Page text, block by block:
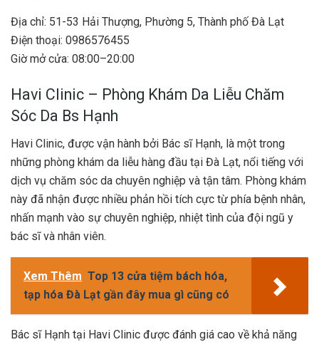
Địa chỉ: 51-53 Hải Thượng, Phường 5, Thành phố Đà Lạt
Điện thoại: 0986576455
Giờ mở cửa: 08:00–20:00
Havi Clinic – Phòng Khám Da Liễu Chăm
Sóc Da Bs Hạnh
Havi Clinic, được vận hành bởi Bác sĩ Hạnh, là một trong
những phòng khám da liễu hàng đầu tại Đà Lạt, nổi tiếng với
dịch vụ chăm sóc da chuyên nghiệp và tận tâm. Phòng khám
này đã nhận được nhiều phản hồi tích cực từ phía bệnh nhân,
nhấn mạnh vào sự chuyên nghiệp, nhiệt tình của đội ngũ y
bác sĩ và nhân viên.
Xem Thêm Top 13 cửa tiệm bách hóa,
tạp hóa Đà Lạt gần đây mua gì cũng có
Bác sĩ Hạnh tại Havi Clinic được đánh giá cao về khả năng